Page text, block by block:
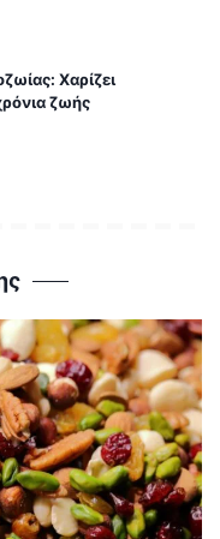
Χαρίζει
ζωής